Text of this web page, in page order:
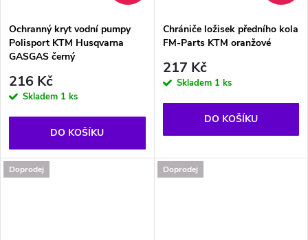
Ochranný kryt vodní pumpy
Polisport KTM Husqvarna
GASGAS černý
216 Kč
Skladem 1 ks
DO KOŠÍKU
Chrániče ložisek předního kola
FM-Parts KTM oranžové
217 Kč
Skladem 1 ks
DO KOŠÍKU
Doprodej Doprodej